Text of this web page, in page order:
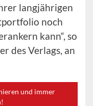
langjährigen
noch
kann“, so
des Verlags, an
und immer